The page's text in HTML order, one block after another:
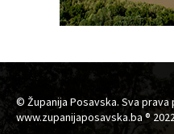
© Županija Posavska. Sva prava
www.zupanijaposavska.ba ®